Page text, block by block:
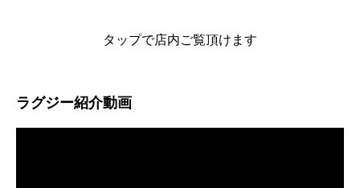
タップで店内ご覧頂けます
ラグジー紹介動画